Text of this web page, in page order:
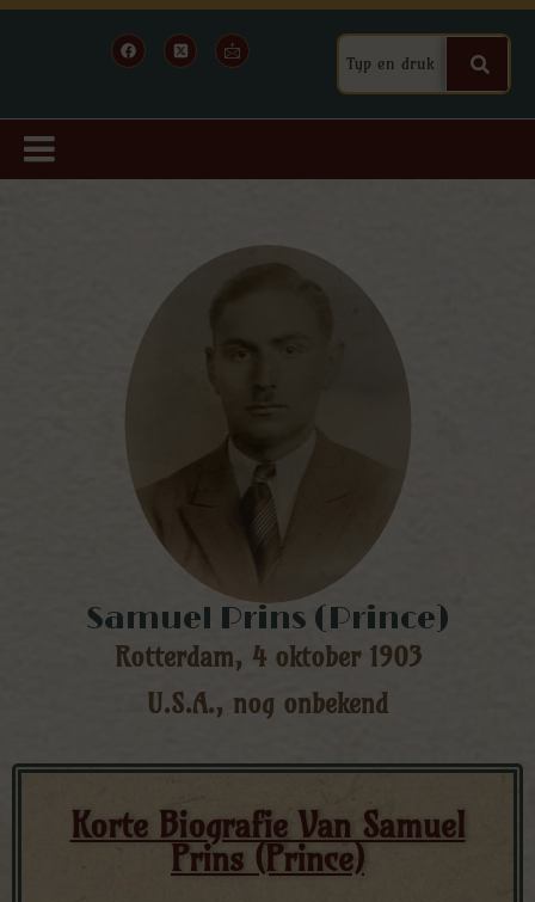
Samuel Prins (Prince)
Rotterdam, 4 oktober 1903
U.S.A., nog onbekend
Korte Biografie Van Samuel
Prins (Prince)